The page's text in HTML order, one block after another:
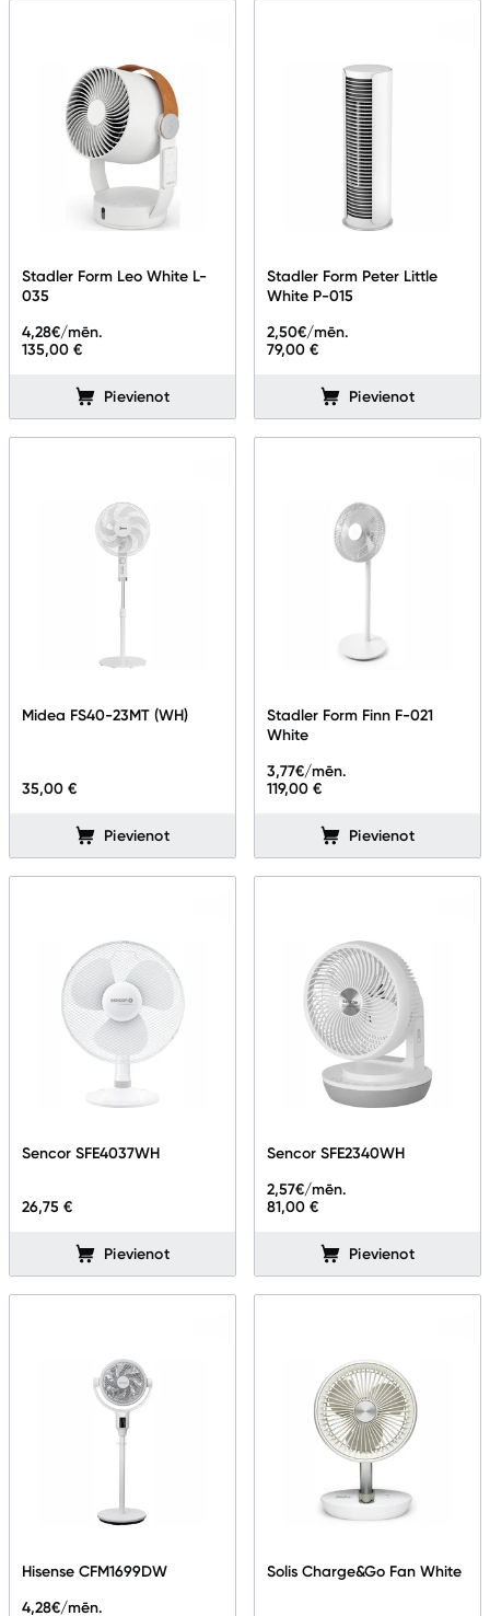
Stadler Form Leo White L-
035
135,00 €
4,28€/mēn.
Pievienot
Stadler Form Peter Little
White P-015
79,00 €
2,50€/mēn.
Pievienot
Midea FS40-23MT (WH)
35,00 €
Pievienot
Stadler Form Finn F-021
White
119,00 €
3,77€/mēn.
Pievienot
Sencor SFE4037WH
26,75 €
Pievienot
Sencor SFE2340WH
81,00 €
2,57€/mēn.
Pievienot
Hisense CFM1699DW
4,28€/mēn.
Solis Charge&Go Fan White